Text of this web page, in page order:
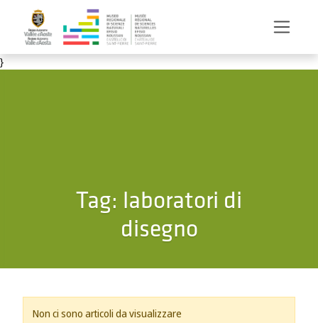
Salta al contenuto principale
}
Tag: laboratori di
disegno
Non ci sono articoli da visualizzare